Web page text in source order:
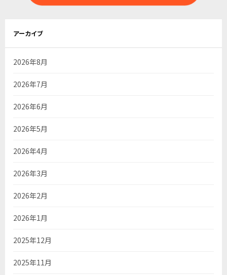
アーカイブ
2026年8月
2026年7月
2026年6月
2026年5月
2026年4月
2026年3月
2026年2月
2026年1月
2025年12月
2025年11月